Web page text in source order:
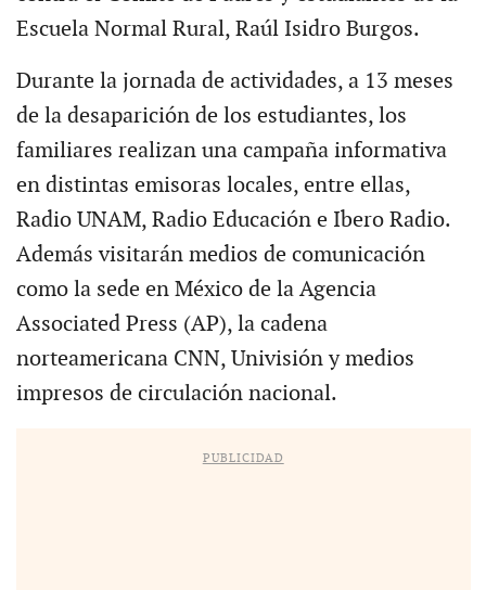
Escuela Normal Rural, Raúl Isidro Burgos.
Durante la jornada de actividades, a 13 meses
de la desaparición de los estudiantes, los
familiares realizan una campaña informativa
en distintas emisoras locales, entre ellas,
Radio UNAM, Radio Educación e Ibero Radio.
Además visitarán medios de comunicación
como la sede en México de la Agencia
Associated Press (AP), la cadena
norteamericana CNN, Univisión y medios
impresos de circulación nacional.
PUBLICIDAD